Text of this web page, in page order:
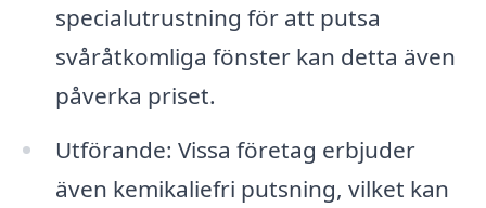
specialutrustning för att putsa
svåråtkomliga fönster kan detta även
påverka priset.
Utförande: Vissa företag erbjuder
även kemikaliefri putsning, vilket kan